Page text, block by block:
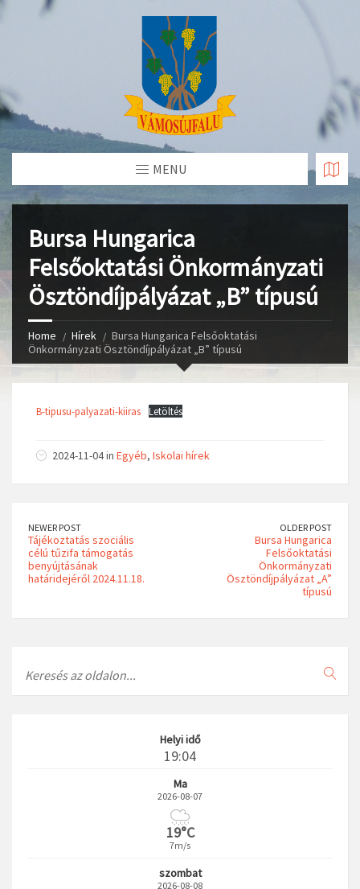
Skip
MENU
Bursa Hungarica
Felsőoktatási Önkormányzati
Ösztöndíjpályázat „B” típusú
Home Hírek
Bursa Hungarica Felsőoktatási
Önkormányzati Ösztöndíjpályázat „B” típusú
B-tipusu-palyazati-kiiras Letöltés
2024-11-04 in Egyéb, Iskolai hírek
NEWER POST
Tájékoztatás szociális
célú tűzifa támogatás
benyújtásának
határidejéről 2024.11.18.
OLDER POST
Bursa Hungarica
Felsőoktatási
Önkormányzati
Ösztöndíjpályázat „A”
típusú
Helyi idő
19:04
Ma
2026-08-07
19°C
7m/s
szombat
2026-08-08